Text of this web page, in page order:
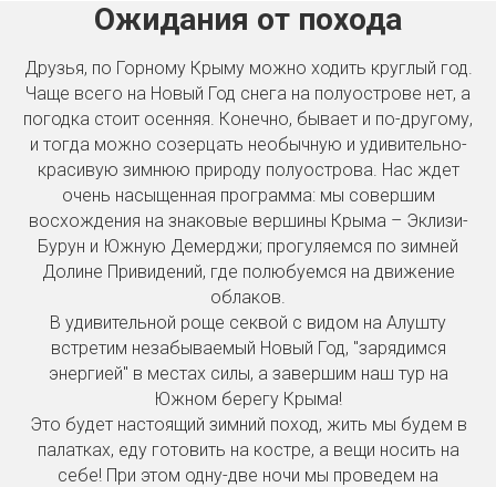
Ожидания от похода
Друзья, по Горному Крыму можно ходить круглый год.
Чаще всего на Новый Год снега на полуострове нет, а
погодка стоит осенняя. Конечно, бывает и по-другому,
и тогда можно созерцать необычную и удивительно-
красивую зимнюю природу полуострова. Нас ждет
очень насыщенная программа: мы совершим
восхождения на знаковые вершины Крыма – Эклизи-
Бурун и Южную Демерджи; прогуляемся по зимней
Долине Привидений, где полюбуемся на движение
облаков.
В удивительной роще секвой с видом на Алушту
встретим незабываемый Новый Год, "зарядимся
энергией" в местах силы, а завершим наш тур на
Южном берегу Крыма!
Это будет настоящий зимний поход, жить мы будем в
палатках, еду готовить на костре, а вещи носить на
себе! При этом одну-две ночи мы проведем на